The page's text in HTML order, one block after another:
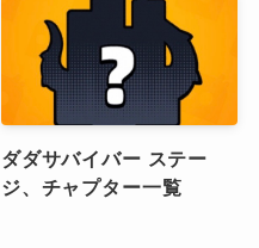
ダダサバイバー ステー
ジ、チャプター一覧